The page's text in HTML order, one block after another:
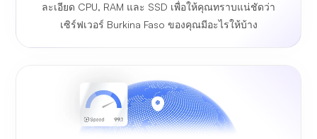
ละเอียด CPU, RAM และ SSD เพื่อให้คุณทราบแน่ชัดว่า
เซิร์ฟเวอร์ Burkina Faso ของคุณมีอะไรให้บ้าง